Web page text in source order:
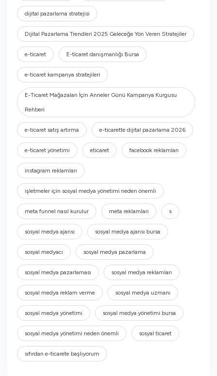
dijital pazarlama stratejisi
Dijital Pazarlama Trendleri 2025 Geleceğe Yön Veren Stratejiler
e-ticaret E-ticaret danışmanlığı Bursa
e-ticaret kampanya stratejileri
E-Ticaret Mağazaları İçin Anneler Günü Kampanya Kurgusu
Rehberi
e-ticaret satış artırma e-ticarette dijital pazarlama 2026
e-ticaret yönetimi eticaret facebook reklamları
instagram reklamları
işletmeler için sosyal medya yönetimi neden önemli
meta funnel nasıl kurulur meta reklamları s
sosyal medya ajansı sosyal medya ajansı bursa
sosyal medyacı sosyal medya pazarlama
sosyal medya pazarlaması sosyal medya reklamları
sosyal medya reklam verme sosyal medya uzmanı
sosyal medya yönetimi sosyal medya yönetimi bursa
sosyal medya yönetimi neden önemli sosyal ticaret
sıfırdan e-ticarete başlıyorum